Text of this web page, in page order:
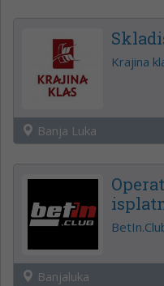
Krajina
Banja Luka
Banjaluka